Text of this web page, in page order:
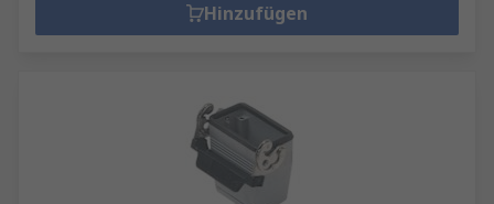
Hinzufügen